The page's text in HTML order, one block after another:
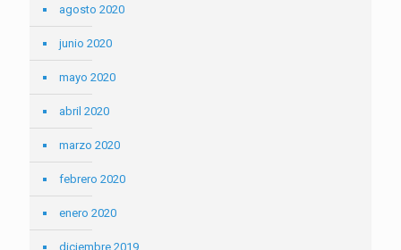
agosto 2020
junio 2020
mayo 2020
abril 2020
marzo 2020
febrero 2020
enero 2020
diciembre 2019